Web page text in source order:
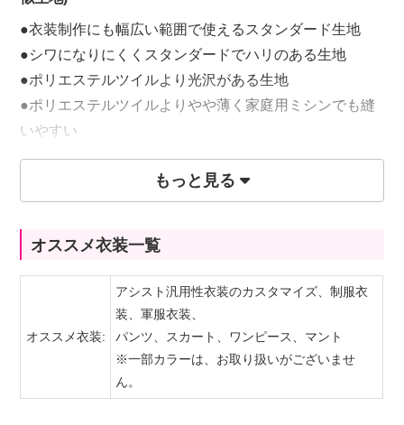
●衣装制作にも幅広い範囲で使えるスタンダード生地
●シワになりにくくスタンダードでハリのある生地
●ポリエステルツイルより光沢がある生地
●ポリエステルツイルよりやや薄く家庭用ミシンでも縫
いやすい
●全80カラー
65円(税込)/10cm
もっと見る
オススメ衣装一覧
オススメ衣装:
アシスト汎用性衣装のカスタマイズ、制服衣
装、軍服衣装、
パンツ、スカート、ワンピース、マント
※一部カラーは、お取り扱いがございませ
ん。